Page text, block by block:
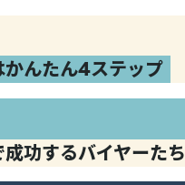
かんたん4ステップ
功するバイヤーたち